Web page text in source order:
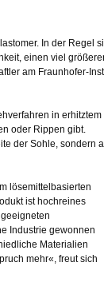
In der Regel
einen viel
am Fraunhofer-
in erhitztem
oder Rippen gibt.
der Sohle, sondern
lösemittelbasierten
ist hochreines
Industrie gewonnen
Materialien
mehr«, freut sich